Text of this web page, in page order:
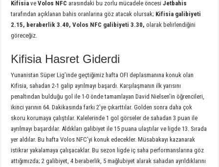
KifisiaveVolos NFC arasındaki bu zorlu mücadele öncesi Jetbahis
tarafından açıklanan bahis oranlarına göz atacak olursak; Kifisia galibiyeti
2.15, beraberlik 3.40, Volos NFC galibiyeti 3.30,olarak belirlendiğini
göreceğiz.
Kifisia Hasret Giderdi
Yunanistan Süper Lig’inde geçtiğimiz hafta OFI deplasmanına konuk olan
Kifisia, sahadan 2-1 galip ayrılmayı başardı. Karşılaşmanın ilk yarısını
penaltından bulduğu gol ile 1-0 önde tamamlayan David Nielsen’in öğrencileri,
ikinci yarının 64. Dakikasında farkı 2’ye çıkarttılar. Golden sonra daha çok
skoru korumaya çalıştılar. Kalelerinde 1 gol görseler de sahadan 3 puan ile
ayrılmayı başardılar. Aldıkları galibiyet ile 15 puana ulaştılar ve ligde 13. Sırada
yer aldılar. Bu hafta Volos NFC’yi konuk edecekler. Müsabakayı kazanarak
istikrar yakalamaya çalışacaklar. Bu sezon ligde iç saha performanslarına göz
attığımızda; 2 galibiyet, 4 beraberlik, 5 mağlubiyet alarak sahadan ayrıldıklarını